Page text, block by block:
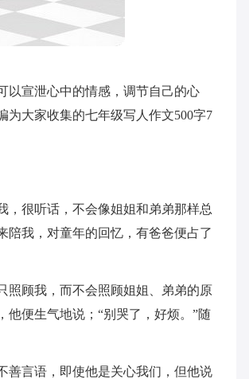
以宣泄心中的情感，调节自己的心
大家收集的七年级写人作文500字7
，很听话，不会像姐姐和弟弟那样总
陪我，对童年的回忆，有爸爸便占了
照顾我，而不会照顾姐姐、弟弟的原
他便生气地说；“别哭了，好烦。”随
善言语，即使他是关心我们，但他说